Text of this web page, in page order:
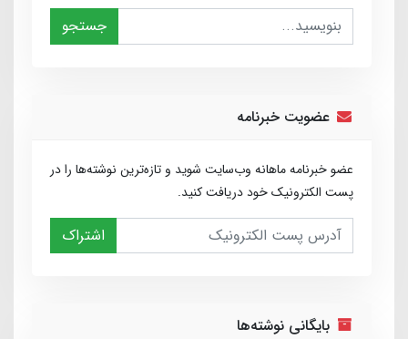
جستجو
عضویت خبرنامه
عضو خبرنامه ماهانه وب‌سایت شوید و تازه‌ترین نوشته‌ها را در
پست الکترونیک خود دریافت کنید.
اشتراک
بایگانی نوشته‌ها